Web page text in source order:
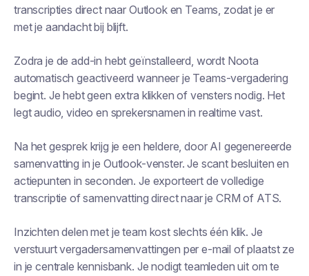
transcripties direct naar Outlook en Teams, zodat je er
met je aandacht bij blijft.
Zodra je de add-in hebt geïnstalleerd, wordt Noota
automatisch geactiveerd wanneer je Teams-vergadering
begint. Je hebt geen extra klikken of vensters nodig. Het
legt audio, video en sprekersnamen in realtime vast.
Na het gesprek krijg je een heldere, door AI gegenereerde
samenvatting in je Outlook-venster. Je scant besluiten en
actiepunten in seconden. Je exporteert de volledige
transcriptie of samenvatting direct naar je CRM of ATS.
Inzichten delen met je team kost slechts één klik. Je
verstuurt vergadersamenvattingen per e-mail of plaatst ze
in je centrale kennisbank. Je nodigt teamleden uit om te